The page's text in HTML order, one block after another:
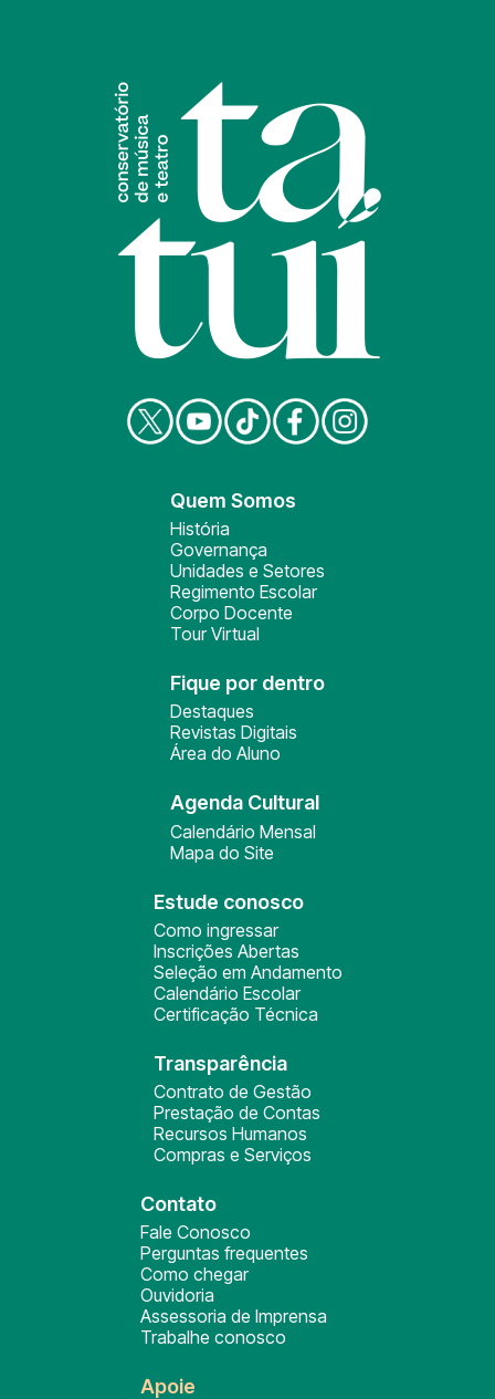
Quem Somos
História
Governança
Unidades e Setores
Regimento Escolar
Corpo Docente
Tour Virtual
Fique por dentro
Destaques
Revistas Digitais
Área do Aluno
Agenda Cultural
Calendário Mensal
Mapa do Site
Estude conosco
Como ingressar
Inscrições Abertas
Seleção em Andamento
Calendário Escolar
Certificação Técnica
Transparência
Contrato de Gestão
Prestação de Contas
Recursos Humanos
Compras e Serviços
Contato
Fale Conosco
Perguntas frequentes
Como chegar
Ouvidoria
Assessoria de Imprensa
Trabalhe conosco
Apoie